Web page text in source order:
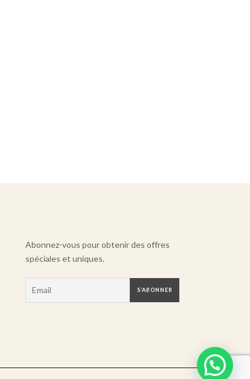
Abonnez-vous pour obtenir des offres
spéciales et uniques.